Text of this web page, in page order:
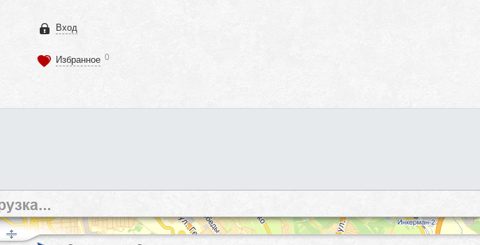
Вход
Избранное 0